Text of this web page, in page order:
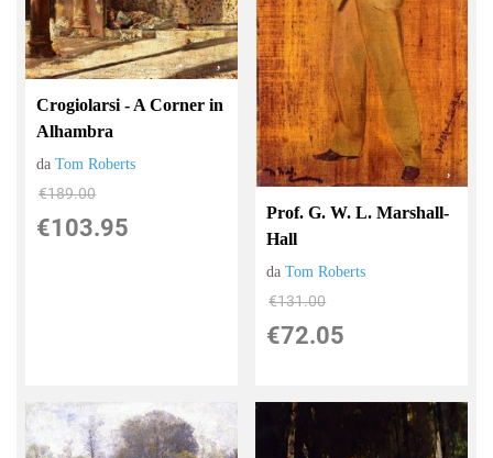
Crogiolarsi - A Corner in
Alhambra
daTom Roberts
€189.00
€103.95
Prof. G. W. L. Marshall-
Hall
daTom Roberts
€131.00
€72.05